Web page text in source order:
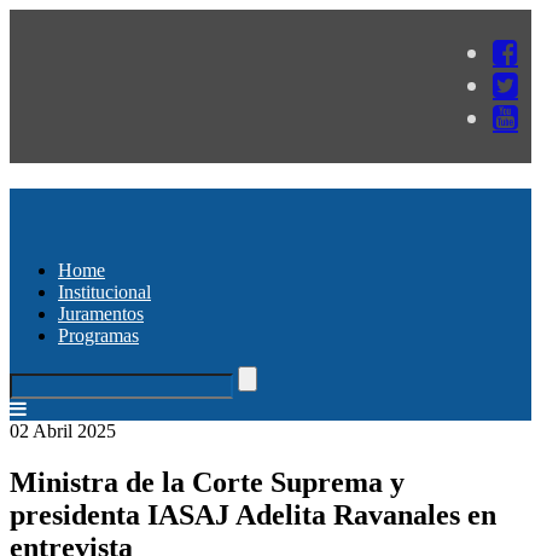
Home
Institucional
Juramentos
Programas
02 Abril 2025
Ministra de la Corte Suprema y
presidenta IASAJ Adelita Ravanales en
entrevista